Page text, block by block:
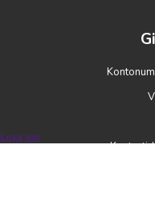
Logg inn